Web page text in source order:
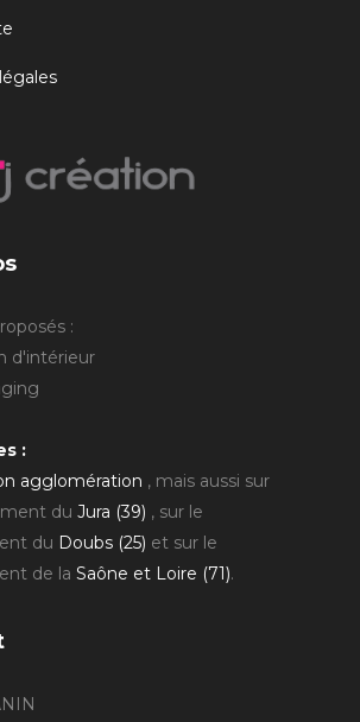
:
d'intérieur
:
agglomération , mais aussi sur
du Jura (39) , sur le
du Doubs (25) et sur le
de la Saône et Loire (71).